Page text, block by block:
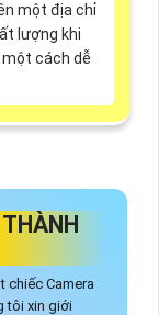
một địa chỉ
lượng khi
cách dễ
chiếc Camera
tôi xin giới